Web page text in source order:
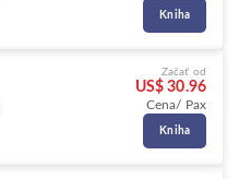
Kniha
Začať od
US$ 30.96
Cena/ Pax
Kniha